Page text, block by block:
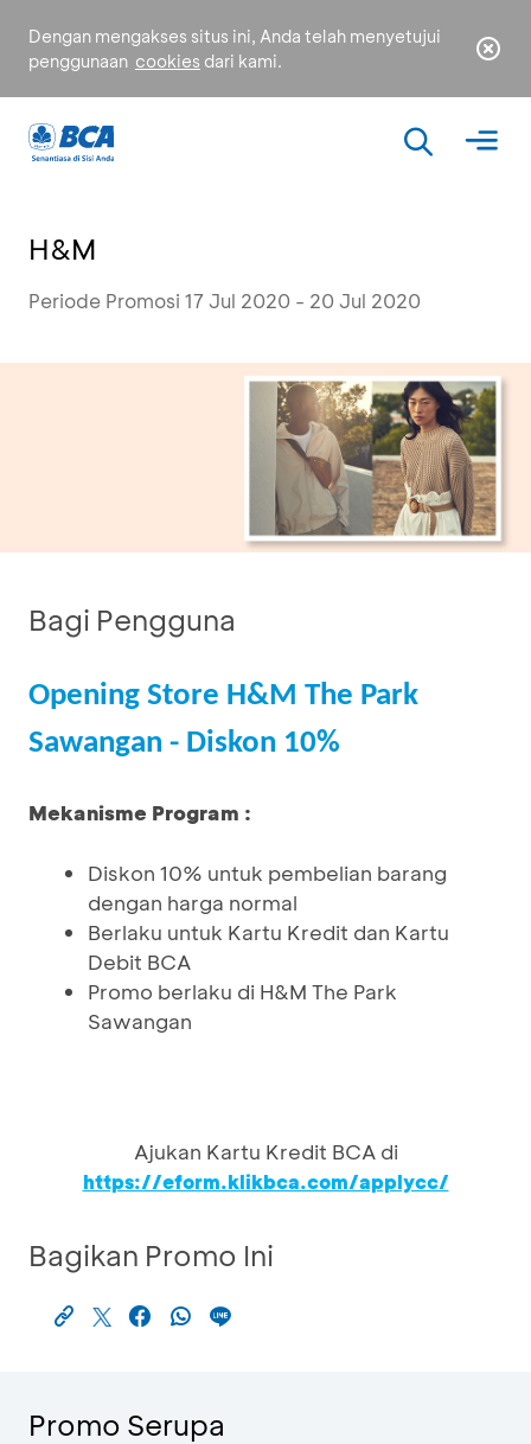
Dengan mengakses situs ini, Anda telah menyetujui
penggunaan cookies dari kami.
H&M
Periode Promosi 17 Jul 2020 - 20 Jul 2020
Bagi Pengguna
Opening Store H&M The Park
Sawangan - Diskon 10%
Mekanisme Program :
Diskon 10% untuk pembelian barang
dengan harga normal
Berlaku untuk Kartu Kredit dan Kartu
Debit BCA
Promo berlaku di H&M The Park
Sawangan
Ajukan Kartu Kredit BCA di
https://eform.klikbca.com/applycc/
Bagikan Promo Ini
Promo Serupa